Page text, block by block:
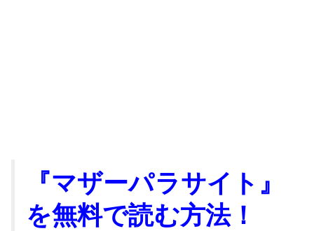
『マザーパラサイト』
を無料で読む方法！